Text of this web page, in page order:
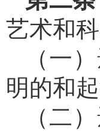
艺术和
（一
明的和
（二